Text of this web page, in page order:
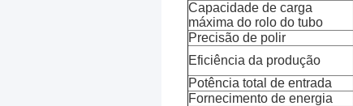
Capacidade de carga
máxima do rolo do tubo
Precisão de polir
Eficiência da produção
Potência total de entrada
Fornecimento de energia